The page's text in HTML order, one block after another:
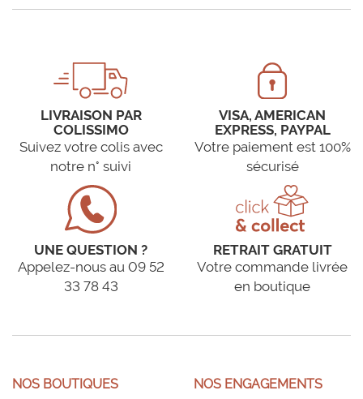
LIVRAISON PAR
COLISSIMO
Suivez votre colis avec
notre n° suivi
VISA, AMERICAN
EXPRESS, PAYPAL
Votre paiement est 100%
sécurisé
UNE QUESTION ?
Appelez-nous au 09 52
33 78 43
RETRAIT GRATUIT
Votre commande livrée
en boutique
NOS BOUTIQUES NOS ENGAGEMENTS